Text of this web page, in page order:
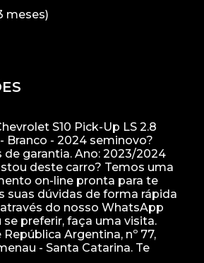
meses)
S10 Pick-Up LS 2.8
Branco - 2024 seminovo?
de garantia. Ano: 2023/2024
deste carro? Temos uma
on-line pronta para te
suas dúvidas de forma rápida
do nosso WhatsApp
se preferir, faça uma visita.
Argentina, nº 77,
- Santa Catarina. Te